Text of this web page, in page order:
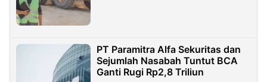
PT Paramitra Alfa Sekuritas dan
Sejumlah Nasabah Tuntut BCA
Ganti Rugi Rp2,8 Triliun